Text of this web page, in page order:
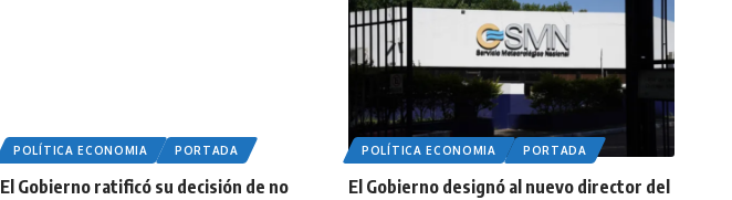
POLÍTICA ECONOMIA PORTADA
El Gobierno ratificó su decisión de no
POLÍTICA ECONOMIA PORTADA
El Gobierno designó al nuevo director del